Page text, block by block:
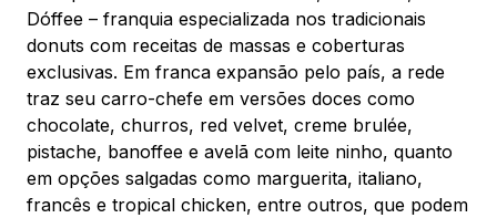
Dóffee – franquia especializada nos tradicionais
donuts com receitas de massas e coberturas
exclusivas. Em franca expansão pelo país, a rede
traz seu carro-chefe em versões doces como
chocolate, churros, red velvet, creme brulée,
pistache, banoffee e avelã com leite ninho, quanto
em opções salgadas como marguerita, italiano,
francês e tropical chicken, entre outros, que podem